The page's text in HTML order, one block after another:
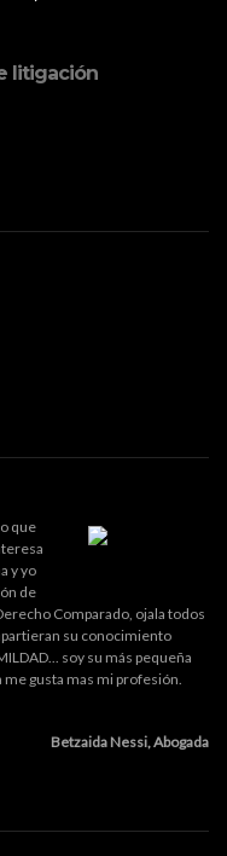
litigación
que
y yo
de
Comparado, ojala todos
su conocimiento
soy su más pequeña
me gusta mas mi profesión.
Betzaida Nessi, Abogada